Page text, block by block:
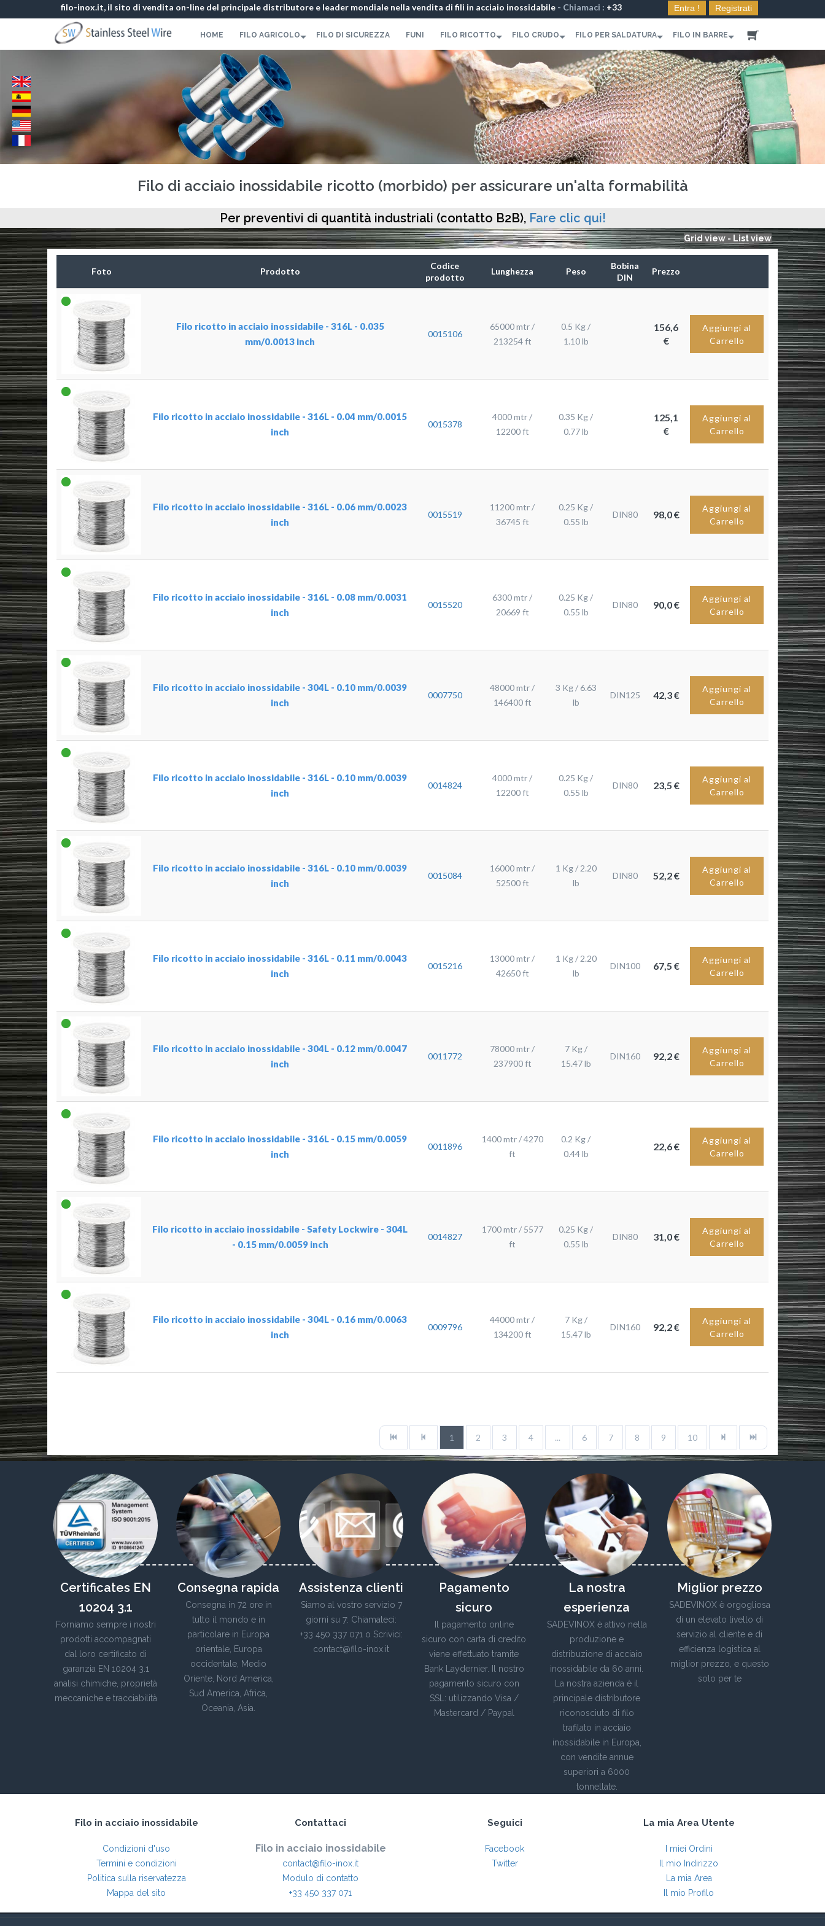
filo-inox.it, il sito di vendita on-line del principale distributore e leader mondiale nella vendita di fili in acciaio inossidabile- Chiamaci : +33
450 337 071-Modulo di contatto
Entra ! Registrati
HOME FILO AGRICOLO FILO DI SICUREZZA FUNI FILO RICOTTO FILO CRUDO FILO PER SALDATURA FILO IN BARRE
Filo di acciaio inossidabile ricotto (morbido) per assicurare un'alta formabilità
Per preventivi di quantità industriali (contatto B2B), Fare clic qui!
Grid view - List view
Foto Prodotto
Codice
prodotto
Lunghezza Peso
Bobina
DIN
Prezzo
Filo ricotto in acciaio inossidabile - 316L - 0.035
mm/0.0013 inch
0015106
65000 mtr /
213254 ft
0.5 Kg /
1.10 lb
156,6
€
Aggiungi al
Carrello
Filo ricotto in acciaio inossidabile - 316L - 0.04 mm/0.0015
inch
0015378
4000 mtr /
12200 ft
0.35 Kg /
0.77 lb
125,1
€
Aggiungi al
Carrello
Filo ricotto in acciaio inossidabile - 316L - 0.06 mm/0.0023
inch
0015519
11200 mtr /
36745 ft
0.25 Kg /
0.55 lb
DIN80 98,0 €
Aggiungi al
Carrello
Filo ricotto in acciaio inossidabile - 316L - 0.08 mm/0.0031
inch
0015520
6300 mtr /
20669 ft
0.25 Kg /
0.55 lb
DIN80 90,0 €
Aggiungi al
Carrello
Filo ricotto in acciaio inossidabile - 304L - 0.10 mm/0.0039
inch
0007750
48000 mtr /
146400 ft
3 Kg / 6.63
lb
DIN125 42,3 €
Aggiungi al
Carrello
Filo ricotto in acciaio inossidabile - 316L - 0.10 mm/0.0039
inch
0014824
4000 mtr /
12200 ft
0.25 Kg /
0.55 lb
DIN80 23,5 €
Aggiungi al
Carrello
Filo ricotto in acciaio inossidabile - 316L - 0.10 mm/0.0039
inch
0015084
16000 mtr /
52500 ft
1 Kg / 2.20
lb
DIN80 52,2 €
Aggiungi al
Carrello
Filo ricotto in acciaio inossidabile - 316L - 0.11 mm/0.0043
inch
0015216
13000 mtr /
42650 ft
1 Kg / 2.20
lb
DIN100 67,5 €
Aggiungi al
Carrello
Filo ricotto in acciaio inossidabile - 304L - 0.12 mm/0.0047
inch
0011772
78000 mtr /
237900 ft
7 Kg /
15.47 lb
DIN160 92,2 €
Aggiungi al
Carrello
Filo ricotto in acciaio inossidabile - 316L - 0.15 mm/0.0059
inch
0011896
1400 mtr / 4270
ft
0.2 Kg /
0.44 lb
22,6 €
Aggiungi al
Carrello
Filo ricotto in acciaio inossidabile - Safety Lockwire - 304L
- 0.15 mm/0.0059 inch
0014827
1700 mtr / 5577
ft
0.25 Kg /
0.55 lb
DIN80 31,0 €
Aggiungi al
Carrello
Filo ricotto in acciaio inossidabile - 304L - 0.16 mm/0.0063
inch
0009796
44000 mtr /
134200 ft
7 Kg /
15.47 lb
DIN160 92,2 €
Aggiungi al
Carrello
1 2 3 4 ... 6 7 8 9 10
Certificates EN
10204 3.1
Forniamo sempre i nostri
prodotti accompagnati
dal loro certificato di
garanzia EN 10204 3.1
analisi chimiche, proprietà
meccaniche e tracciabilità
Consegna rapida
Consegna in 72 ore in
tutto il mondo e in
particolare in Europa
orientale, Europa
occidentale, Medio
Oriente, Nord America,
Sud America, Africa,
Oceania, Asia.
Assistenza clienti
Siamo al vostro servizio 7
giorni su 7: Chiamateci:
+33 450 337 071 o Scrivici:
contact@filo-inox.it
Pagamento
sicuro
Il pagamento online
sicuro con carta di credito
viene effettuato tramite
Bank Laydernier. Il nostro
pagamento sicuro con
SSL: utilizzando Visa /
Mastercard / Paypal
La nostra
esperienza
SADEVINOX è attivo nella
produzione e
distribuzione di acciaio
inossidabile da 60 anni.
La nostra azienda è il
principale distributore
riconosciuto di filo
trafilato in acciaio
inossidabile in Europa,
con vendite annue
superiori a 6000
tonnellate.
Miglior prezzo
SADEVINOX è orgogliosa
di un elevato livello di
servizio al cliente e di
efficienza logistica al
miglior prezzo, e questo
solo per te
Filo in acciaio inossidabile
Condizioni d'uso
Termini e condizioni
Politica sulla riservatezza
Mappa del sito
Contattaci
Filo in acciaio inossidabile
contact@filo-inox.it
Modulo di contatto
+33 450 337 071
Seguici
Facebook
Twitter
La mia Area Utente
I miei Ordini
Il mio Indirizzo
La mia Area
Il mio Profilo